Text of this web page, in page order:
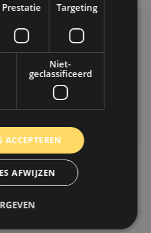
Prestatie Targeting
Niet-
geclassificeerd
ACCEPTEREN
AFWIJZEN